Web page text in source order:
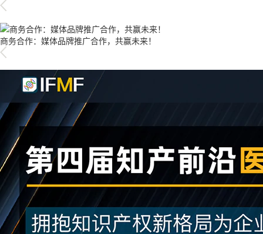
商务合作：媒体品牌推广合作，共赢未来！